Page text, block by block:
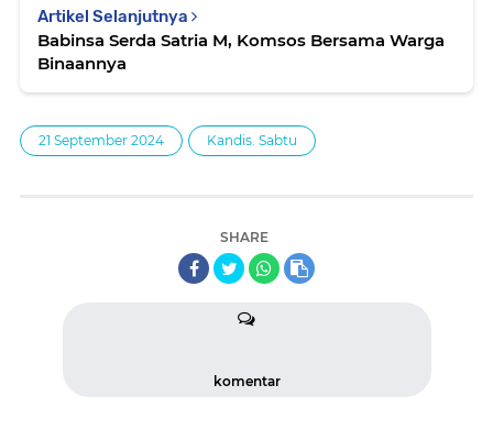
Artikel Selanjutnya
Babinsa Serda Satria M, Komsos Bersama Warga
Binaannya
21 September 2024 Kandis. Sabtu
SHARE
komentar